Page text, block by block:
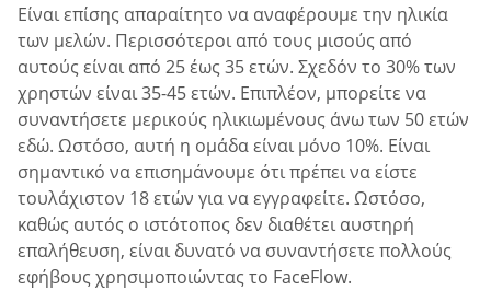
Είναι επίσης απαραίτητο να αναφέρουμε την ηλικία
των μελών. Περισσότεροι από τους μισούς από
αυτούς είναι από 25 έως 35 ετών. Σχεδόν το 30% των
χρηστών είναι 35-45 ετών. Επιπλέον, μπορείτε να
συναντήσετε μερικούς ηλικιωμένους άνω των 50 ετών
εδώ. Ωστόσο, αυτή η ομάδα είναι μόνο 10%. Είναι
σημαντικό να επισημάνουμε ότι πρέπει να είστε
τουλάχιστον 18 ετών για να εγγραφείτε. Ωστόσο,
καθώς αυτός ο ιστότοπος δεν διαθέτει αυστηρή
επαλήθευση, είναι δυνατό να συναντήσετε πολλούς
εφήβους χρησιμοποιώντας το FaceFlow.